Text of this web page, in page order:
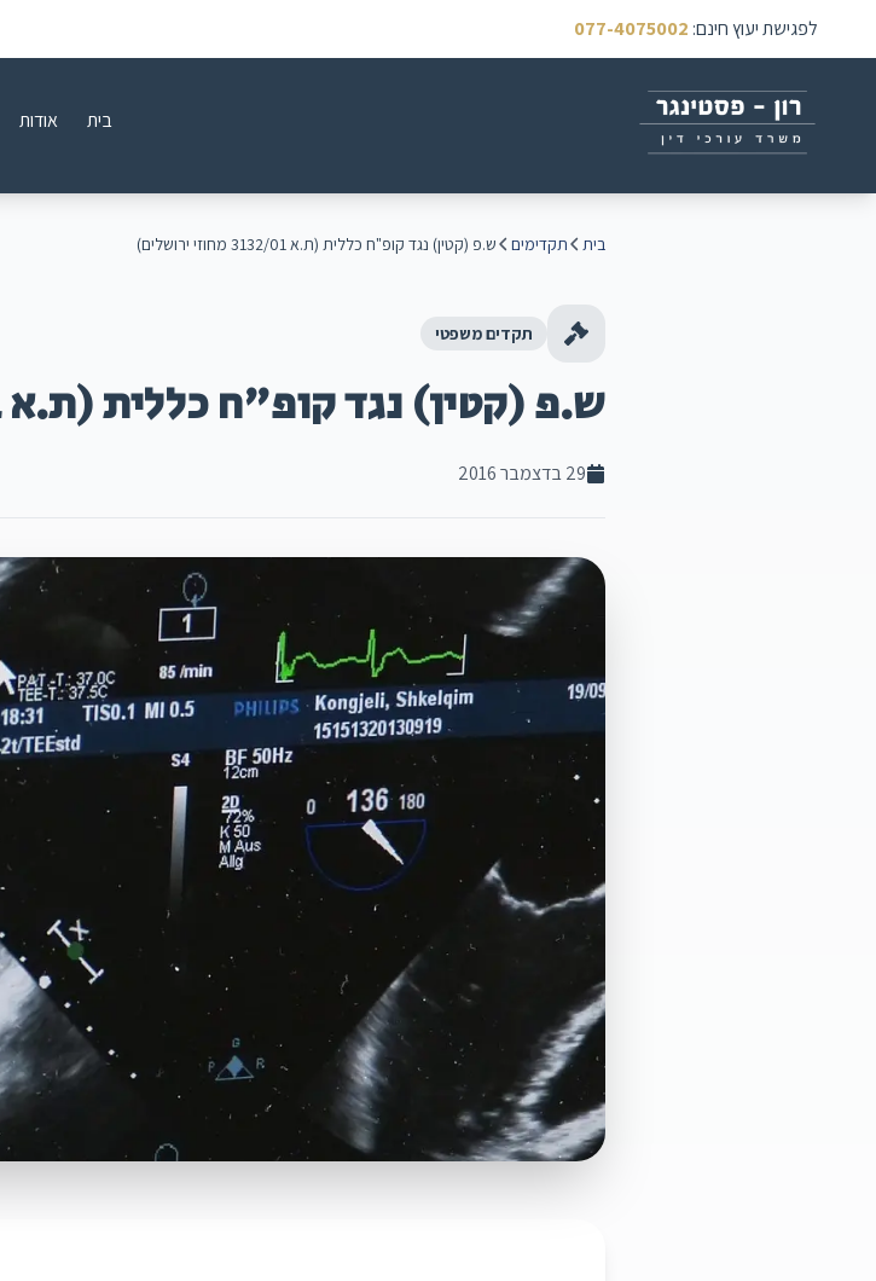
לפגישת יעוץ חינם:
077-4075002
בית אודות
בית תקדימים ש.פ (קטין) נגד קופ"ח כללית (ת.א 3132/01 מחוזי ירושלים)
תקדים משפטי
ש.פ (קטין) נגד קופ"ח כללית (ת.א 3132/01 מחוזי ירושלים)
29 בדצמבר 2016